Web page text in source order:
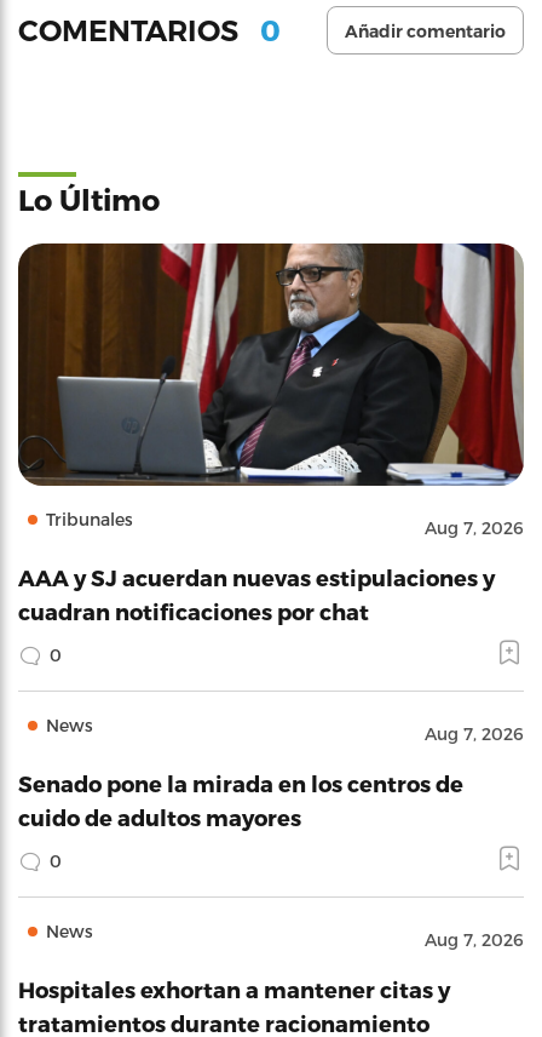
COMENTARIOS 0 Añadir comentario
Lo Último
Tribunales Aug 7, 2026
AAA y SJ acuerdan nuevas estipulaciones y
cuadran notificaciones por chat
0
News Aug 7, 2026
Senado pone la mirada en los centros de
cuido de adultos mayores
0
News Aug 7, 2026
Hospitales exhortan a mantener citas y
tratamientos durante racionamiento